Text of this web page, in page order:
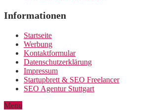
Informationen
Startseite
Werbung
Kontaktformular
Datenschutzerklärung
Impressum
Startupbrett & SEO Freelancer
SEO Agentur Stuttgart
Menu